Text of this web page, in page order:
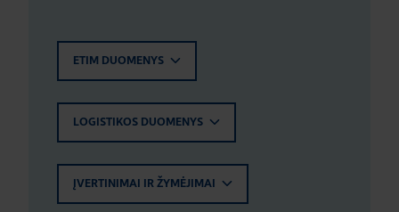
ETIM DUOMENYS
LOGISTIKOS DUOMENYS
ĮVERTINIMAI IR ŽYMĖJIMAI